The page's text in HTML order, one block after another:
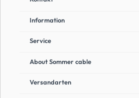
Information
Service
About Sommer cable
Versandarten